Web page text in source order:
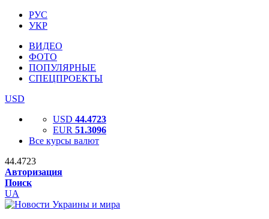
РУС
УКР
ВИДЕО
ФОТО
ПОПУЛЯРНЫЕ
СПЕЦПРОЕКТЫ
USD
USD 44.4723
EUR 51.3096
Все курсы валют
44.4723
Авторизация
Поиск
UA